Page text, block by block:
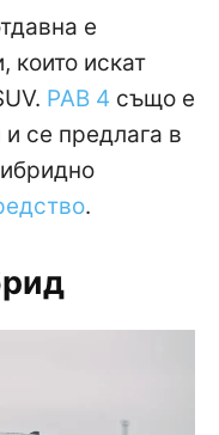
е
които искат
РАВ 4 също е
се предлага в
.